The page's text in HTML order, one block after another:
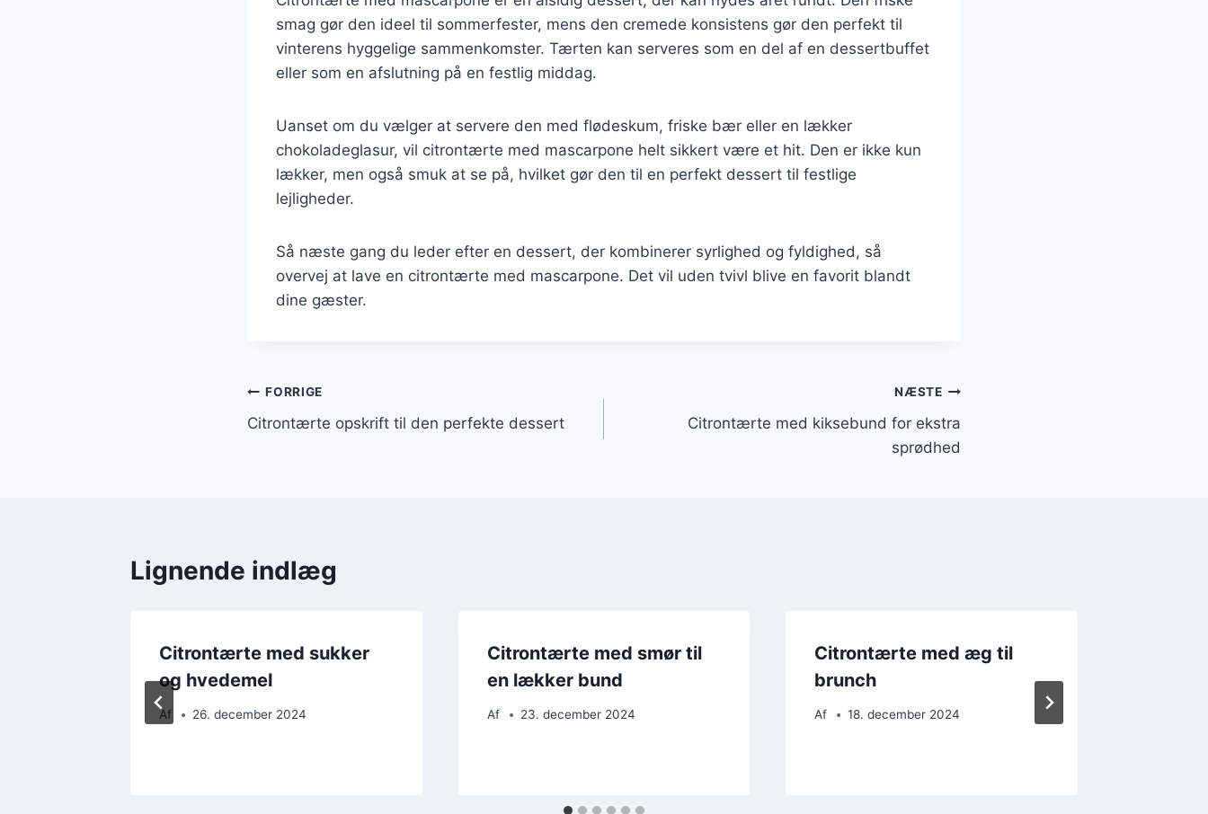
smag gør den ideel til sommerfester, mens den cremede konsistens gør den perfekt til
vinterens hyggelige sammenkomster. Tærten kan serveres som en del af en dessertbuffet
eller som en afslutning på en festlig middag.
Uanset om du vælger at servere den med flødeskum, friske bær eller en lækker
chokoladeglasur, vil citrontærte med mascarpone helt sikkert være et hit. Den er ikke kun
lækker, men også smuk at se på, hvilket gør den til en perfekt dessert til festlige
lejligheder.
Så næste gang du leder efter en dessert, der kombinerer syrlighed og fyldighed, så
overvej at lave en citrontærte med mascarpone. Det vil uden tvivl blive en favorit blandt
dine gæster.
Indlægsnavigation
FORRIGE
Citrontærte opskrift til den perfekte dessert
NÆSTE
Citrontærte med kiksebund for ekstra
sprødhed
Lignende indlæg
Citrontærte med sukker
og hvedemel
Af 26. december 2024
Citrontærte med smør til
en lækker bund
Af 23. december 2024
Citrontærte med æg til
brunch
Af 18. december 2024